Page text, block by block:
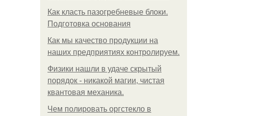
Как класть пазогребневые блоки.
Подготовка основания
Как мы качество продукции на
наших предприятиях контролируем.
Физики нашли в удаче скрытый
порядок - никакой магии, чистая
квантовая механика.
Чем полировать оргстекло в